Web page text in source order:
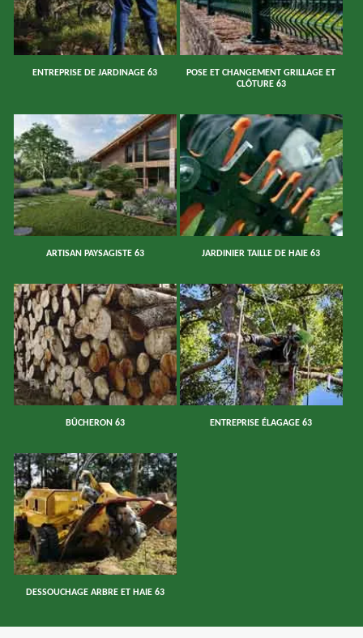
ENTREPRISE DE JARDINAGE 63
POSE ET CHANGEMENT GRILLAGE ET
CLÔTURE 63
ARTISAN PAYSAGISTE 63 JARDINIER TAILLE DE HAIE 63
BÛCHERON 63 ENTREPRISE ÉLAGAGE 63
DESSOUCHAGE ARBRE ET HAIE 63